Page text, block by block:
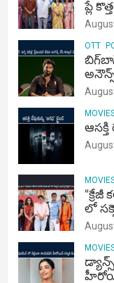
ప్లే
OTT
ఆసక్తి
లో